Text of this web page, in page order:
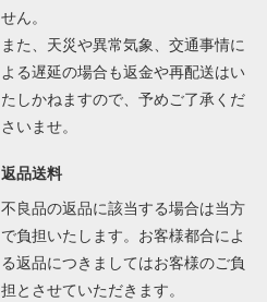
せん。
また、天災や異常気象、交通事情に
よる遅延の場合も返金や再配送はい
たしかねますので、予めご了承くだ
さいませ。
返品送料
不良品の返品に該当する場合は当方
で負担いたします。お客様都合によ
る返品につきましてはお客様のご負
担とさせていただきます。